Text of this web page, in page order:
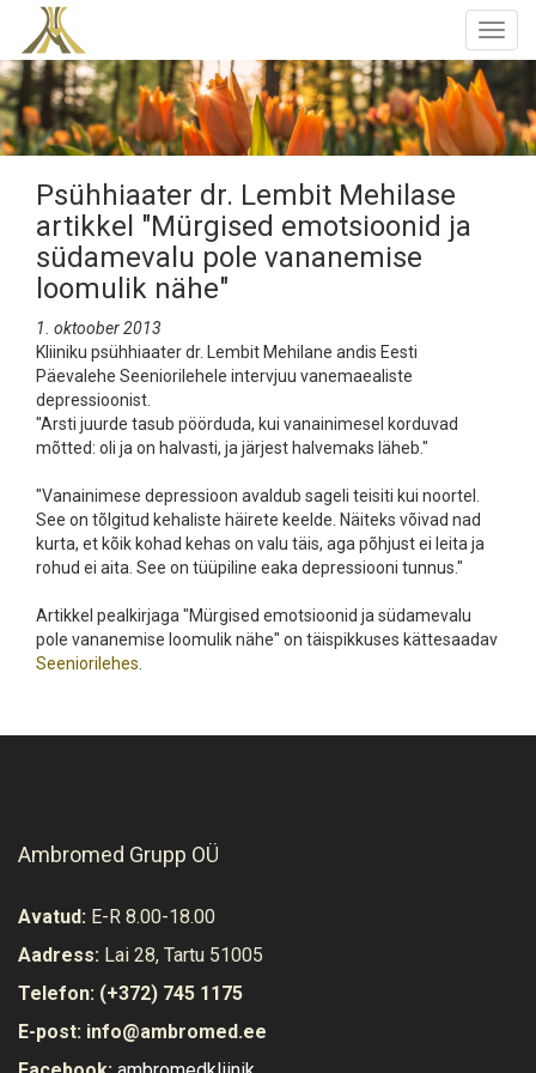
Psühhiaater dr. Lembit Mehilase
artikkel "Mürgised emotsioonid ja
südamevalu pole vananemise
loomulik nähe"
1. oktoober 2013
Kliiniku psühhiaater dr. Lembit Mehilane andis Eesti
Päevalehe Seeniorilehele intervjuu vanemaealiste
depressioonist.
"Arsti juurde tasub pöörduda, kui vanainimesel korduvad
mõtted: oli ja on halvasti, ja järjest halvemaks läheb."
"Vanainimese depressioon avaldub sageli teisiti kui noortel.
See on tõlgitud kehaliste häirete keelde. Näiteks võivad nad
kurta, et kõik kohad kehas on valu täis, aga põhjust ei leita ja
rohud ei aita. See on tüüpiline eaka depressiooni tunnus."
Artikkel pealkirjaga "Mürgised emotsioonid ja südamevalu
pole vananemise loomulik nähe" on täispikkuses kättesaadav
Seeniorilehes
Ambromed Grupp OÜ
Avatud: E-R 8.00-18.00
Aadress: Lai 28, Tartu 51005
Telefon: (+372) 745 1175
E-post: info@ambromed.ee